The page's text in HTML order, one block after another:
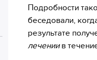
Подробности
беседовали,
результате
лечениив